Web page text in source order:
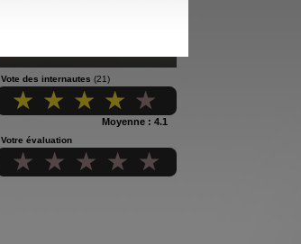
Vote des internautes (21)
Moyenne : 4.1
Votre évaluation